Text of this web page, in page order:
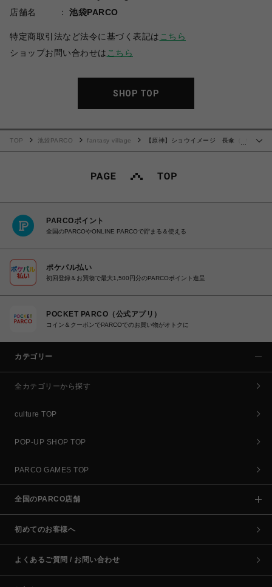
店舗名
池袋PARCO
特定商取引法など法令に基づく表記は こちら
ショップお問い合わせは こちら
SHOP TOP
TOP 池袋PARCO fantasy village
【原神】ショウイメージ 長傘（特
PARCOポイント
全国のPARCOやONLINE PARCOで貯まる＆使える
ポケパル払い
初回登録＆お買物で最大1,500円分のPARCOポイント進呈
POCKET PARCO（公式アプリ）
コイン＆クーポンでPARCOでのお買い物がオトクに
カテゴリー
全カテゴリーから探す
culture TOP
POP-UP SHOP TOP
PARCO GAMES TOP
全国のPARCO店舗
初めてのお客様へ
よくあるご質問 / お問い合わせ